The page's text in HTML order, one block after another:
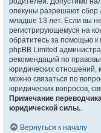
опекуны разрешают
младше 13 лет. Если вы
регистрирующемуся на
обратитесь за помощью к
phpBB Limited
рекомендаций по
юридических отношений,
можно связаться по
юридических вопросов,
Примечание
юридической силы..
Вернуться к началу